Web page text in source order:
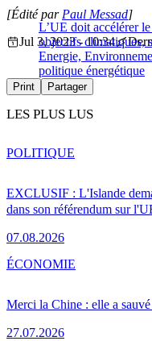
L’UE doit accélérer
objectifs climatiques,
[Édité par Paul Messad]
Jul 3, 2023 - 10:34
Energie,
politique énergétique
Print Partager
LES PLUS LUS
EXCLUSIF : L'Islande
dans son référendum sur
07.08.2026
POLITIQUE
Merci la Chine : elle a
27.07.2026
ÉCONOMIE